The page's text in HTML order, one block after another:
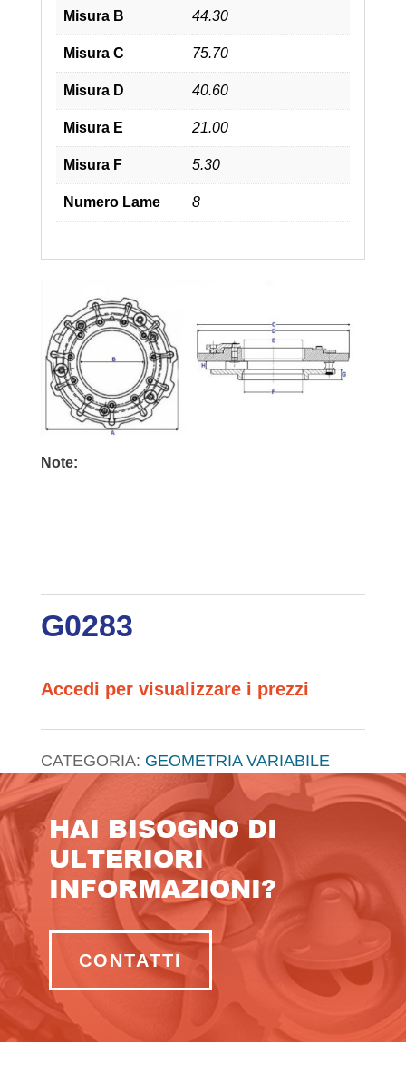
Misura B 44.30
Misura C 75.70
Misura D 40.60
Misura E 21.00
Misura F 5.30
Numero Lame 8
Note:
G0283
Accedi per visualizzare i prezzi
CATEGORIA: GEOMETRIA VARIABILE
HAI BISOGNO DI
ULTERIORI
INFORMAZIONI?
CONTATTI